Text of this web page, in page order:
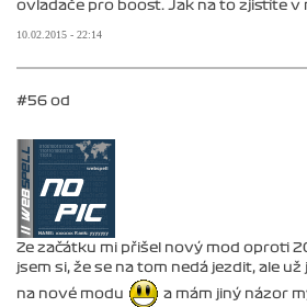
ovladače pro boost. Jak na to zjistíte v
10.02.2015 - 22:14
#56 od
Ze začátku mi přišel nový mod oproti
jsem si, že se na tom nedá jezdit, ale
na nové modu
a mám jiný názor